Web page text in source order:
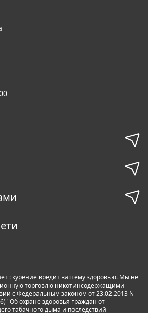
с нами
: курение вредит вашему здоровью. Мы не
торговлю никотинсодержащими
с Федеральным законом от 23.02.2013 N
"Об охране здоровья граждан от
табачного дыма и последствий